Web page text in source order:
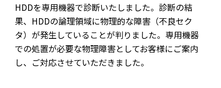
HDDを専用機器で診断いたしました。診断の結
果、HDDの論理領域に物理的な障害（不良セク
タ）が発生していることが判りました。専用機器
での処置が必要な物理障害としてお客様にご案内
し、ご対応させていただきました。